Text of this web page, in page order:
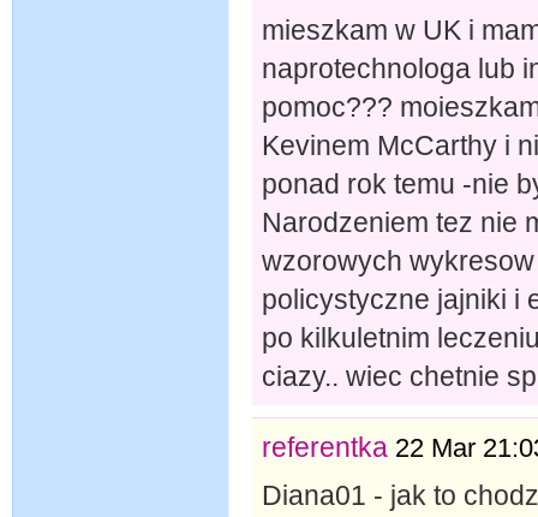
mieszkam w UK i
naprotechnologa lub
pomoc???
Kevinem McCarthy i
ponad rok temu -nie
Narodzeniem tez nie
wzorowych
policystyczne jajniki i
po kilkuletnim
ciazy.. wiec chetnie
referentka 22 Mar
Diana01 - jak to